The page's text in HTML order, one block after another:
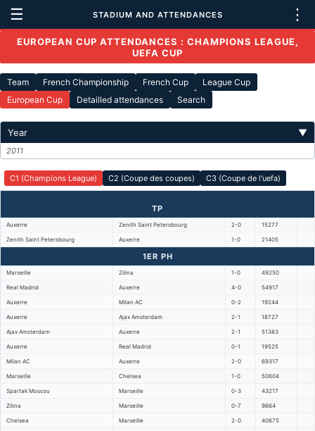
☰ STADIUM AND ATTENDANCES ⋮
EUROPEAN CUP ATTENDANCES : CHAMPIONS LEAGUE,
UEFA CUP
Team French Championship French Cup
League Cup
European Cup
Detailled attendances Search
Year ▼
2011
C1 (Champions League) C2 (Coupe des coupes) C3 (Coupe de l'uefa)
TP
Auxerre Zenith Saint Petersbourg 2-0 15277
Zenith Saint Petersbourg Auxerre 1-0 21405
1ER PH
Marseille Zilina 1-0 49250
Real Madrid Auxerre 4-0 54917
Auxerre Milan AC 0-2 19244
Auxerre Ajax Amsterdam 2-1 18727
Ajax Amsterdam Auxerre 2-1 51383
Auxerre Real Madrid 0-1 19525
Milan AC Auxerre 2-0 69317
Marseille Chelsea 1-0 50604
Spartak Moscou Marseille 0-3 43217
Zilina Marseille 0-7 9664
Chelsea Marseille 2-0 40675